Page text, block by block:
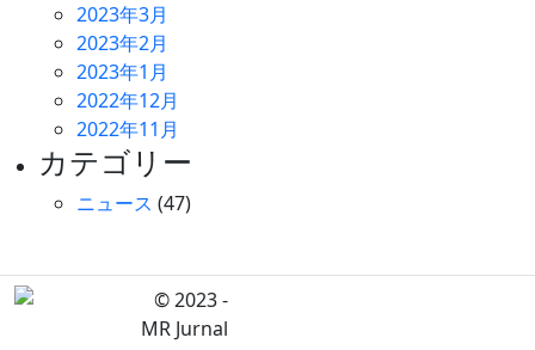
2023年3月
2023年2月
2023年1月
2022年12月
2022年11月
カテゴリー
ニュース (47)
© 2023 -
MR Jurnal